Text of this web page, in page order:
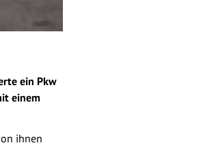
ein Pkw
einem
ihnen